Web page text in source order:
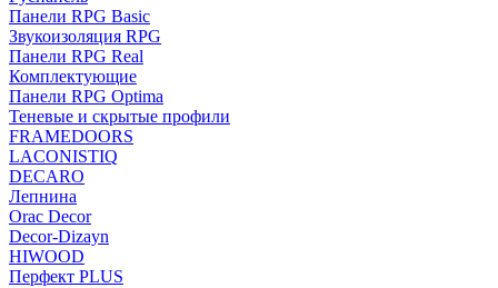
Панели RPG Basic
Звукоизоляция RPG
Панели RPG Real
Комплектующие
Панели RPG Optima
Теневые и скрытые профили
FRAMEDOORS
LACONISTIQ
DECARO
Лепнина
Orac Decor
Decor-Dizayn
HIWOOD
Перфект PLUS